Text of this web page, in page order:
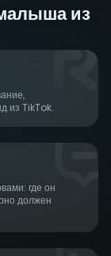
из
из TikTok.
где он
должен